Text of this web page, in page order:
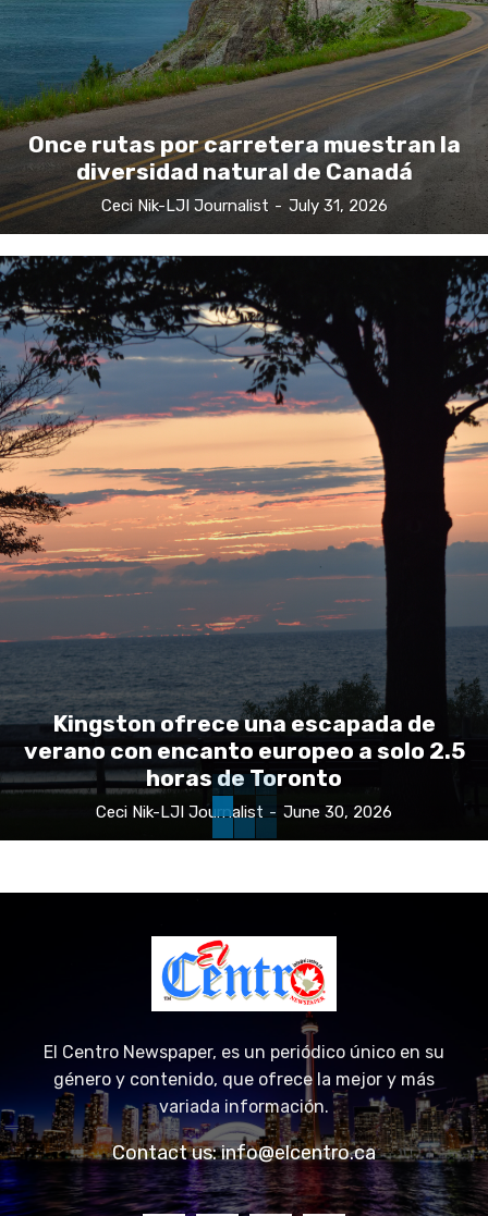
Once rutas por carretera muestran la
diversidad natural de Canadá
Ceci Nik-LJI Journalist - July 31, 2026
Kingston ofrece una escapada de
verano con encanto europeo a solo 2.5
horas de Toronto
Ceci Nik-LJI Journalist - June 30, 2026
El Centro Newspaper, es un periódico único en su
género y contenido, que ofrece la mejor y más
variada información.
Contact us:info@elcentro.ca